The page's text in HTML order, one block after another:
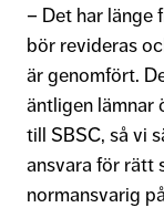
– Det har länge
bör revideras
är genomfört.
äntligen lämnar
till SBSC, så vi
ansvara för rätt
normansvarig